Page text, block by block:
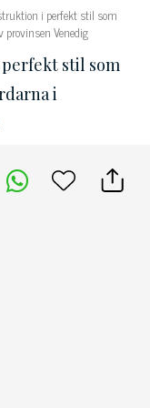
i perfekt stil som
Venedig
stil som
i